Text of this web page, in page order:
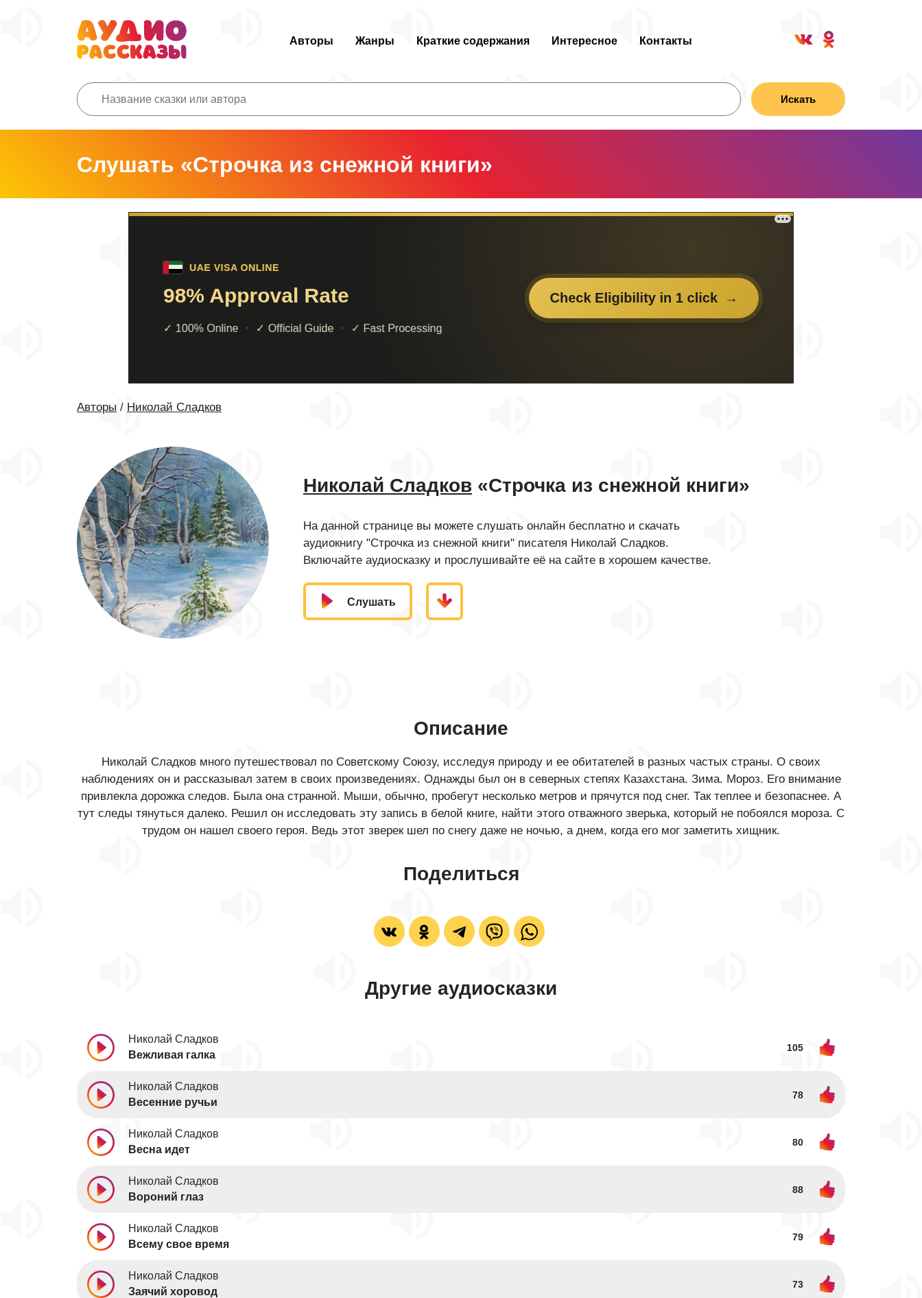
Авторы Жанры Краткие содержания Интересное Контакты
Искать
Слушать «Строчка из снежной книги»
Авторы / Николай Сладков
Николай Сладков «Строчка из снежной книги»
На данной странице вы можете слушать онлайн бесплатно и скачать
аудиокнигу "Строчка из снежной книги" писателя Николай Сладков.
Включайте аудиосказку и прослушивайте её на сайте в хорошем качестве.
Слушать
Описание
Николай Сладков много путешествовал по Советскому Союзу, исследуя природу и ее обитателей в разных частых страны. О своих
наблюдениях он и рассказывал затем в своих произведениях. Однажды был он в северных степях Казахстана. Зима. Мороз. Его внимание
привлекла дорожка следов. Была она странной. Мыши, обычно, пробегут несколько метров и прячутся под снег. Так теплее и безопаснее. А
тут следы тянуться далеко. Решил он исследовать эту запись в белой книге, найти этого отважного зверька, который не побоялся мороза. С
трудом он нашел своего героя. Ведь этот зверек шел по снегу даже не ночью, а днем, когда его мог заметить хищник.
Поделиться
Другие аудиосказки
Николай Сладков
Вежливая галка
105
Николай Сладков
Весенние ручьи
78
Николай Сладков
Весна идет
80
Николай Сладков
Вороний глаз
88
Николай Сладков
Всему свое время
79
Николай Сладков
Заячий хоровод
73